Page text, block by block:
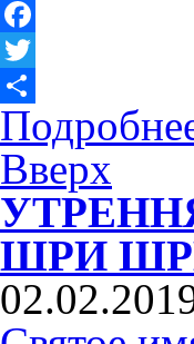
Facebook
Twitter
Отправить
Вверх
ШРИ